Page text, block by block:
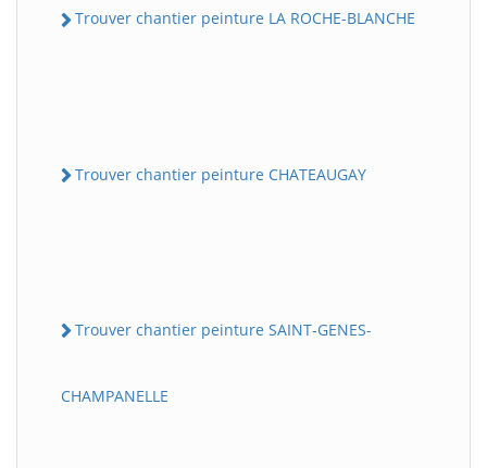
Trouver chantier peinture LA ROCHE-BLANCHE
Trouver chantier peinture CHATEAUGAY
Trouver chantier peinture SAINT-GENES-
CHAMPANELLE